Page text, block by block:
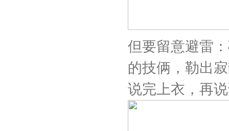
但要留意避雷
的技俩，勒出
说完上衣，再